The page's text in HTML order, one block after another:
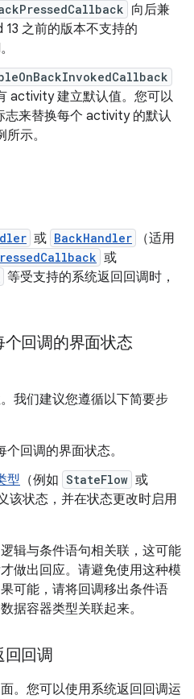
向后兼
之前的版本不支持的
activity 建立默认值。您可以
来替换每个 activity 的默认
示。
或 BackHandler
（适用
或
等受支持的系统返回回调时，
回调的界面状态
我们建议您遵循以下简要步
回调的界面状态。
型 （例如 StateFlow 或
该状态，并在状态更改时启用
辑与条件语句相关联，这可能
做出回应。请避免使用这种模
可能，请将回调移出条件语
据容器类型关联起来。
回调
。您可以使用系统返回回调运